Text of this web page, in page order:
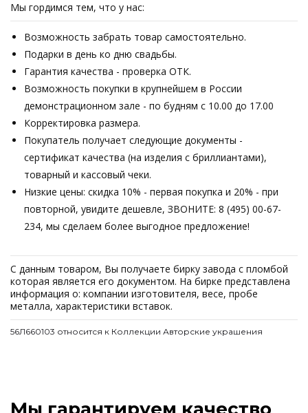
Мы гордимся тем, что у нас:
Возможность забрать товар самостоятельно.
Подарки в день ко дню свадьбы.
Гарантия качества - проверка ОТК.
Возможность покупки в крупнейшем в России
демонстрационном зале - по будням с 10.00 до 17.00
Корректировка размера.
Покупатель получает следующие документы -
сертификат качества (на изделия с бриллиантами),
товарный и кассовый чеки.
Низкие цены: скидка 10% - первая покупка и 20% - при
повторной, увидите дешевле, ЗВОНИТЕ: 8 (495) 00-67-
234, мы сделаем более выгодное предложение!
С данным товаром, Вы получаете бирку завода с пломбой
которая является его документом. На бирке представлена
информация о: компании изготовителя, весе, пробе
металла, характеристики вставок.
56Л660103 относится к Коллекции Авторские украшения